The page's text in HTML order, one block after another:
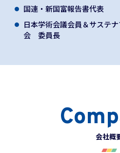
国連・新国富報告書代表
日本学術会議会員＆サステ
会 委員長
会社概